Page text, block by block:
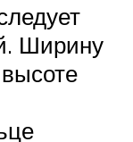
Ширину